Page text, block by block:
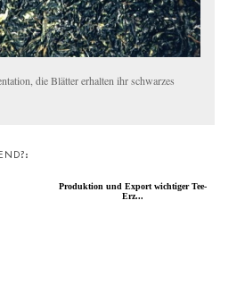
die Blätter erhalten ihr schwarzes
Produktion und Export wichtiger Tee-
Erz...